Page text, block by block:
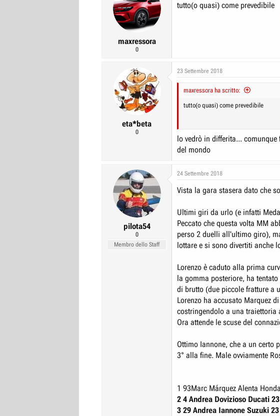
maxressora
0
tutto(o quasi) come prevedibile
eta*beta
0
23 Settembre 2018
maxressora ha scritto:
tutto(o quasi) come prevedibile
lo vedrò in differita...
del mondo
pilota54
0
Membro dello Staff
24 Settembre 2018
Vista la gara stasera dato che
Ultimi giri da urlo (e infatti
Peccato che questa volta MM
perso 2 duelli all'ultimo giro),
lottare e si sono divertiti anche
Lorenzo è caduto alla prima
la gomma posteriore, ha
di brutto (due piccole fratture a
Lorenzo ha accusato Marquez
costringendolo a una traiettoria
Ora attende le scuse del
Ottimo Iannone, che a un certo
3° alla fine. Male ovviamente
1 93Marc Márquez Alenta
2 4 Andrea Dovizioso Ducati
3 29 Andrea Iannone Suzuki